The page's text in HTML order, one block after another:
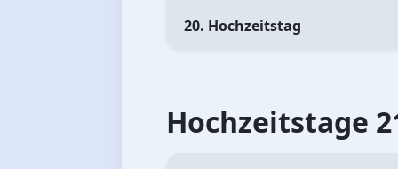
20. Hochzeitstag
Hochzeitstage